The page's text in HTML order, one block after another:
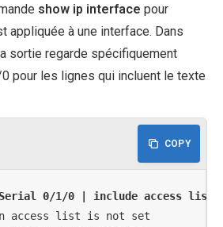
show ip interface pour
appliquée à une interface. Dans
sortie regarde spécifiquement
pour les lignes qui incluent le texte
COPY
0/1/0 | include access list
access list is not set